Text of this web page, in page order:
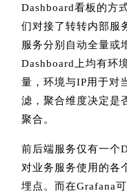
Dashboard看板的方
们对接了转转内部服
服务分别自动全量或
Dashboard上均有环
量，环境与IP用于对
滤，聚合维度决定是
聚合。
前后端服务仅有一个
对业务服务使用的各
埋点。而在Grafana